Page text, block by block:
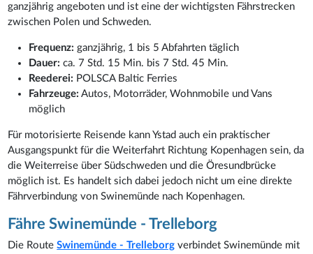
ganzjährig angeboten und ist eine der wichtigsten Fährstrecken
zwischen Polen und Schweden.
Frequenz: ganzjährig, 1 bis 5 Abfahrten täglich
Dauer: ca. 7 Std. 15 Min. bis 7 Std. 45 Min.
Reederei: POLSCA Baltic Ferries
Fahrzeuge: Autos, Motorräder, Wohnmobile und Vans
möglich
Für motorisierte Reisende kann Ystad auch ein praktischer
Ausgangspunkt für die Weiterfahrt Richtung Kopenhagen sein, da
die Weiterreise über Südschweden und die Öresundbrücke
möglich ist. Es handelt sich dabei jedoch nicht um eine direkte
Fährverbindung von Swinemünde nach Kopenhagen.
Fähre Swinemünde - Trelleborg
Die RouteSwinemünde - Trelleborg verbindet Swinemünde mit